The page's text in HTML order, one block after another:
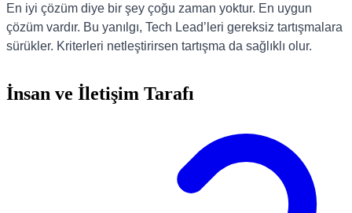
En iyi çözüm diye bir şey çoğu zaman yoktur. En uygun
çözüm vardır. Bu yanılgı, Tech Lead’leri gereksiz tartışmalara
sürükler. Kriterleri netleştirirsen tartışma da sağlıklı olur.
İnsan ve İletişim Tarafı